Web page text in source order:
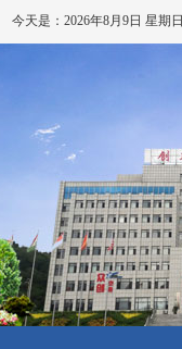
今天是：2026年8月9日 星期日